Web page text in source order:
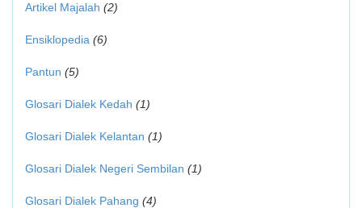
Artikel Majalah (2)
Ensiklopedia (6)
Pantun (5)
Glosari Dialek Kedah (1)
Glosari Dialek Kelantan (1)
Glosari Dialek Negeri Sembilan (1)
Glosari Dialek Pahang (4)